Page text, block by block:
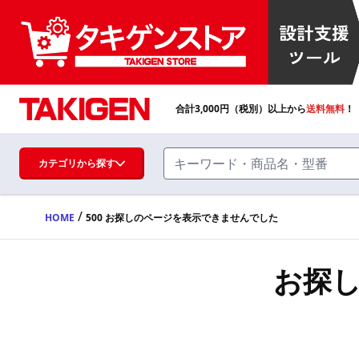
ハンドル・取手・つまみ・周辺機器
FA・A
合計3,000円（税別）以上から送料無料
カテゴリから探す
HOME / 500 お探しのページを表示できませんでした
お探